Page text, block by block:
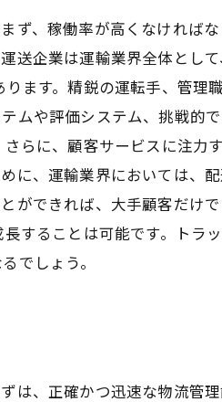
ず、稼働率が高くなければ
送企業は運輸業界全体とし
ます。精鋭の運転手、管理
ムや評価システム、挑戦的
らに、顧客サービスに注力
に、運輸業界においては、
ができれば、大手顧客だけ
することは可能です。トラ
でしょう。
は、正確かつ迅速な物流管